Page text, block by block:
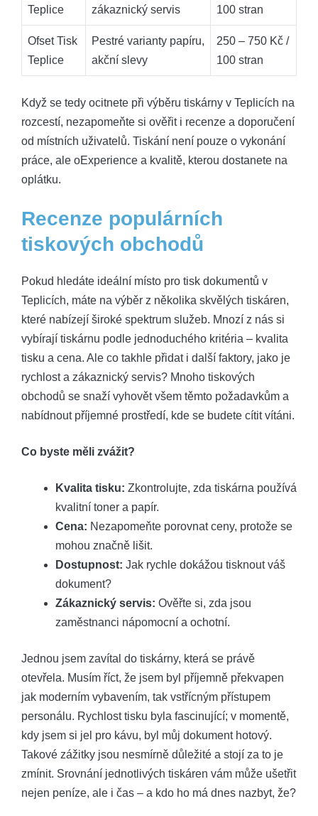
Teplice
zákaznický servis
100 stran
Ofset Tisk
Teplice
Pestré varianty papíru,
akční slevy
250 – 750 Kč /
100 stran
Když se tedy ocitnete při výběru tiskárny v Teplicích na
rozcestí, nezapomeňte si ověřit i recenze a doporučení
od místních uživatelů. Tiskání není pouze o vykonání
práce, ale oExperience a kvalitě, kterou dostanete na
oplátku.
Recenze populárních
tiskových obchodů
Pokud hledáte ideální místo pro tisk dokumentů v
Teplicích, máte na výběr z několika skvělých tiskáren,
které nabízejí široké spektrum služeb. Mnozí z nás si
vybírají tiskárnu podle jednoduchého kritéria – kvalita
tisku a cena. Ale co takhle přidat i další faktory, jako je
rychlost a zákaznický servis? Mnoho tiskových
obchodů se snaží vyhovět všem těmto požadavkům a
nabídnout příjemné prostředí, kde se budete cítit vítáni.
Co byste měli zvážit?
Kvalita tisku: Zkontrolujte, zda tiskárna používá
kvalitní toner a papír.
Cena: Nezapomeňte porovnat ceny, protože se
mohou značně lišit.
Dostupnost: Jak rychle dokážou tisknout váš
dokument?
Zákaznický servis: Ověřte si, zda jsou
zaměstnanci nápomocní a ochotní.
Jednou jsem zavítal do tiskárny, která se právě
otevřela. Musím říct, že jsem byl příjemně překvapen
jak moderním vybavením, tak vstřícným přístupem
personálu. Rychlost tisku byla fascinující; v momentě,
kdy jsem si jel pro kávu, byl můj dokument hotový.
Takové zážitky jsou nesmírně důležité a stojí za to je
zmínit. Srovnání jednotlivých tiskáren vám může ušetřit
nejen peníze, ale i čas – a kdo ho má dnes nazbyt, že?